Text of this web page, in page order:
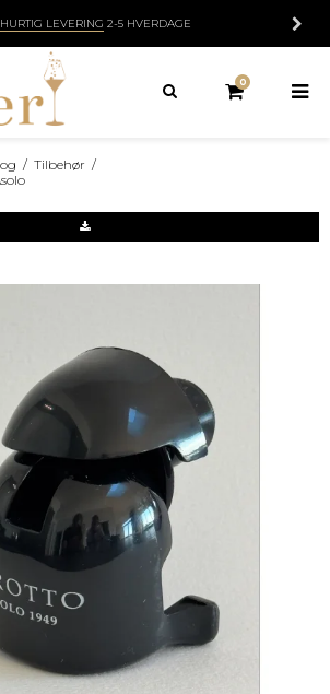
HURTIG LEVERING 2-5 HVERDAGE
0
/ Tilbehør /